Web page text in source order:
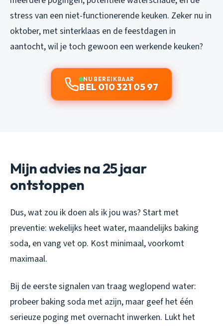
stress van een niet-functionerende keuken. Zeker nu in
oktober, met sinterklaas en de feestdagen in
aantocht, wil je toch gewoon een werkende keuken?
NU BEREIKBAAR
BEL 010 321 05 97
Mijn advies na 25 jaar
ontstoppen
Dus, wat zou ik doen als ik jou was? Start met
preventie: wekelijks heet water, maandelijks baking
soda, en vang vet op. Kost minimaal, voorkomt
maximaal.
Bij de eerste signalen van traag weglopend water:
probeer baking soda met azijn, maar geef het één
serieuze poging met overnacht inwerken. Lukt het